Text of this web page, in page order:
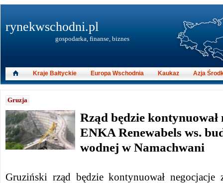
Gruzja
Rząd będzie kontynuował
ENKA Renewabels ws.
wodnej w Namachwani
Gruziński rząd będzie kontynuował
rynekwschodni.pl
gospodarka, finanse, biznes
Kraje Bałtyckie Europa Wschodnia Kaukaz Azja